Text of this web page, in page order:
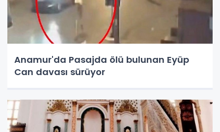
Anamur'da Pasajda ölü bulunan Eyüp
Can davası sürüyor